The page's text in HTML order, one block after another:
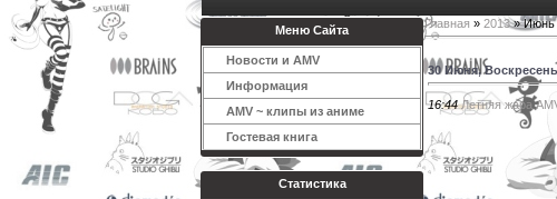
Меню Сайта
Новости и AMV
Информация
AMV ~ клипы из аниме
Гостевая книга
Статистика
Главная » 2013 » Июнь
30 Июня,
16:44 Летняя жара